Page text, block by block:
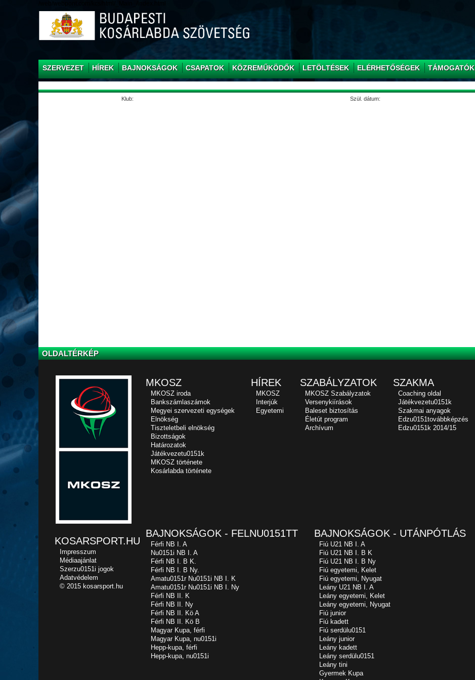
SZERVEZET HÍREK BAJNOKSÁGOK CSAPATOK KÖZREMŰKÖDŐK LETÖLTÉSEK ELÉRHETŐSÉGEK TÁMOGATÓK
Klub: Szül. dátum:
OLDALTÉRKÉP
MKOSZ
MKOSZ iroda
Bankszámlaszámok
Megyei szervezeti egységek
Elnökség
Tiszteletbeli elnökség
Bizottságok
Határozatok
Játékvezetu0151k
MKOSZ története
Kosárlabda története
HÍREK
MKOSZ
Interjúk
Egyetemi
SZABÁLYZATOK
MKOSZ Szabályzatok
Versenykiírások
Baleset biztosítás
Életút program
Archívum
SZAKMA
Coaching oldal
Játékvezetu0151k
Szakmai anyagok
Edzu0151továbbképzés
Edzu0151k 2014/15
BAJNOKSÁGOK - FELNU0151TT
Férfi NB I. A
Nu0151i NB I. A
Férfi NB I. B K.
Férfi NB I. B Ny.
Amatu0151r Nu0151i NB I. K
Amatu0151r Nu0151i NB I. Ny
Férfi NB II. K
Férfi NB II. Ny
Férfi NB II. Kö A
Férfi NB II. Kö B
Magyar Kupa, férfi
Magyar Kupa, nu0151i
Hepp-kupa, férfi
Hepp-kupa, nu0151i
BAJNOKSÁGOK - UTÁNPÓTLÁS
Fiú U21 NB I. A
Fiú U21 NB I. B K
Fiú U21 NB I. B Ny
Fiú egyetemi, Kelet
Fiú egyetemi, Nyugat
Leány U21 NB I. A
Leány egyetemi, Kelet
Leány egyetemi, Nyugat
Fiú junior
Fiú kadett
Fiú serdülu0151
Leány junior
Leány kadett
Leány serdülu0151
Leány tini
Gyermek Kupa
KOSARSPORT.HU
Impresszum
Médiaajánlat
Szerzu0151i jogok
Adatvédelem
© 2015 kosarsport.hu